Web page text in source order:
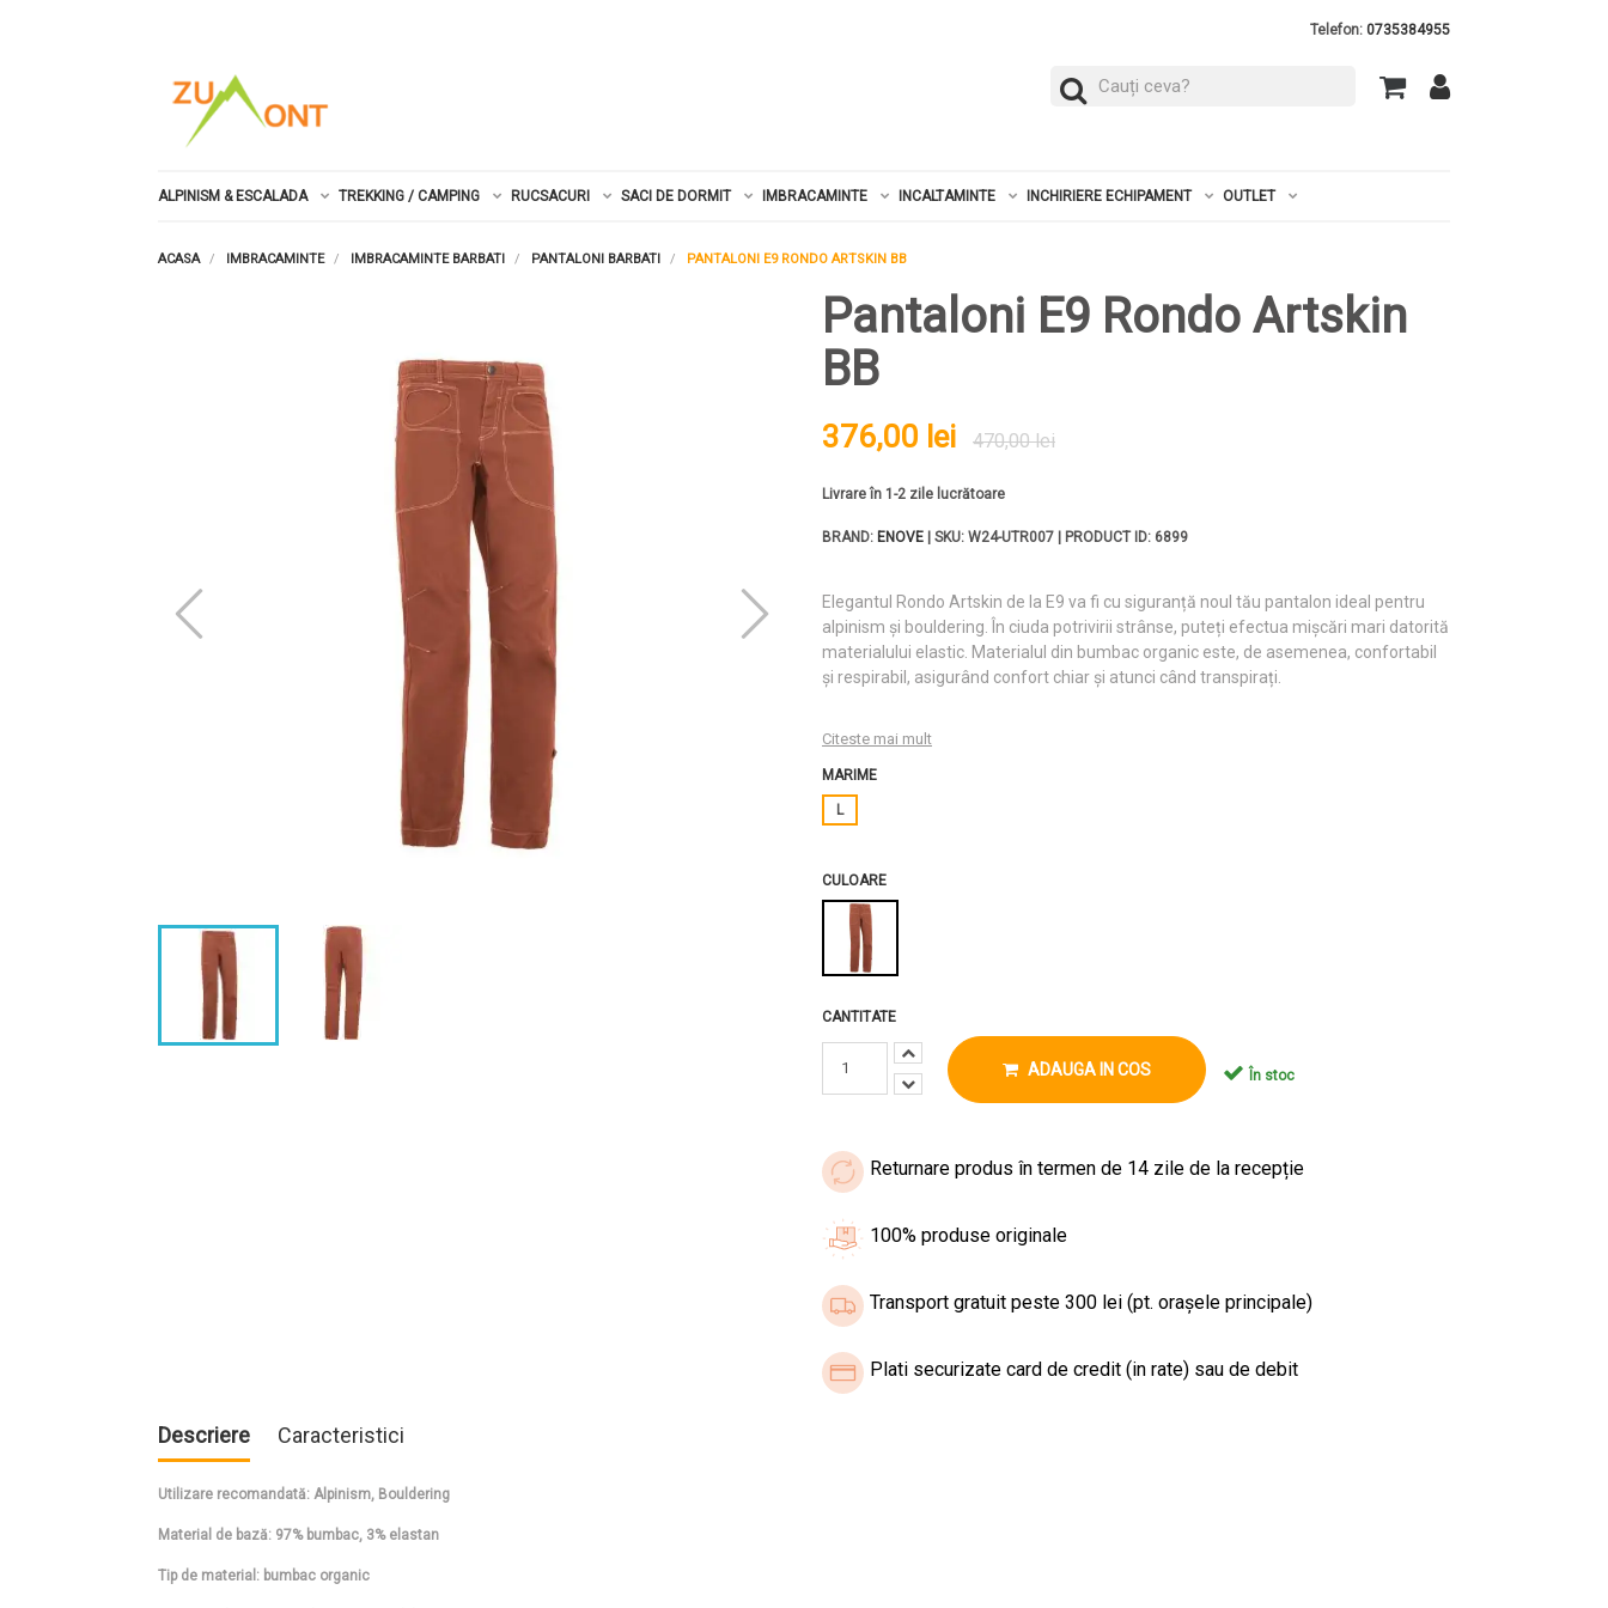
Telefon: 0735384955
ALPINISM & ESCALADA TREKKING / CAMPING RUCSACURI SACI DE DORMIT IMBRACAMINTE INCALTAMINTE INCHIRIERE ECHIPAMENT OUTLET
ACASA IMBRACAMINTE IMBRACAMINTE BARBATI PANTALONI BARBATI PANTALONI E9 RONDO ARTSKIN BB
Pantaloni E9 Rondo Artskin
BB
376,00 lei 470,00 lei
Livrare în 1-2 zile lucrătoare
BRAND: ENOVE | SKU: W24-UTR007 | PRODUCT ID: 6899
Elegantul Rondo Artskin de la E9 va fi cu siguranță noul tău pantalon ideal pentru
alpinism și bouldering. În ciuda potrivirii strânse, puteți efectua mișcări mari datorită
materialului elastic. Materialul din bumbac organic este, de asemenea, confortabil
și respirabil, asigurând confort chiar și atunci când transpirați.
Citeste mai mult
MARIME
L
CULOARE
CANTITATE
ADAUGA IN COS În stoc
Returnare produs în termen de 14 zile de la recepție
100% produse originale
Transport gratuit peste 300 lei (pt. orașele principale)
Plati securizate card de credit (in rate) sau de debit
Descriere Caracteristici
Utilizare recomandată: Alpinism, Bouldering
Material de bază: 97% bumbac, 3% elastan
Tip de material: bumbac organic